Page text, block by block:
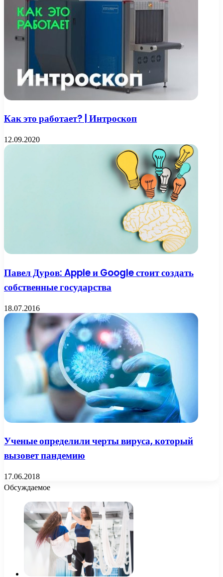
Как это работает? | Интроскоп
12.09.2020
Павел Дуров: Apple и Google стоит создать
собственные государства
18.07.2016
Ученые определили черты вируса, который
вызовет пандемию
17.06.2018
Обсуждаемое